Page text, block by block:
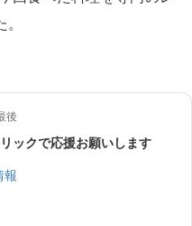
後
ックで応援お願いします